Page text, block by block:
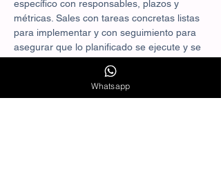
específico con responsables, plazos y
métricas. Sales con tareas concretas listas
para implementar y con seguimiento para
asegurar que lo planificado se ejecute y se
Abordamos los pilares que más mueven la
Whatsapp